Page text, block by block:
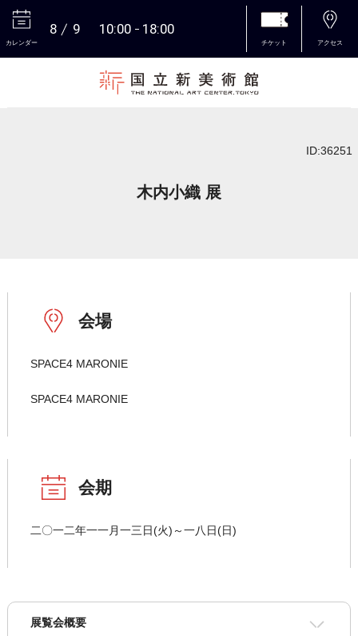
カレンダー
8 9 10:00 18:00
チケット アクセス
ID:36251
木内小織 展
会場
SPACE4 MARONIE
SPACE4 MARONIE
会期
二〇一二年一一月一三日(火)～一八日(日)
展覧会概要